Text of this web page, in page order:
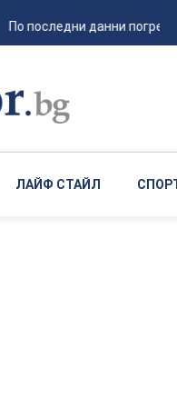
По последни данни
ЛАЙФ СТАЙЛ